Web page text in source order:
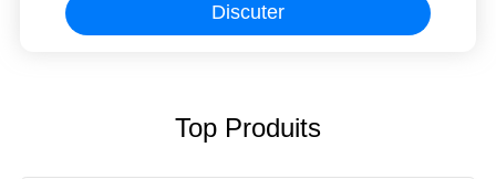
Discuter
Top Produits